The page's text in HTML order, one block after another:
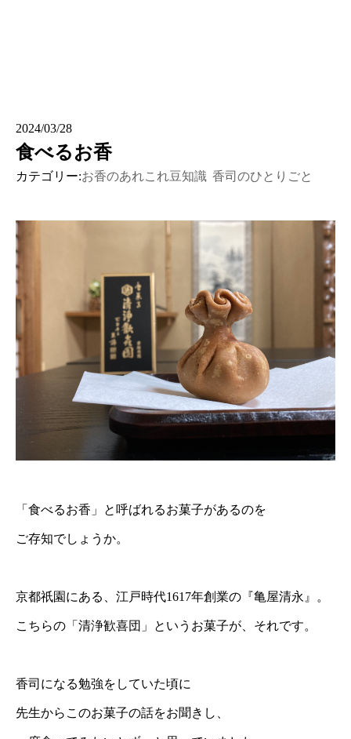
2024/03/28
食べるお香
カテゴリー:お香のあれこれ豆知識 香司のひとりごと
「食べるお香」と呼ばれるお菓子があるのを
ご存知でしょうか。
京都祇園にある、江戸時代1617年創業の『亀屋清永』。
こちらの「清浄歓喜団」というお菓子が、それです。
香司になる勉強をしていた頃に
先生からこのお菓子の話をお聞きし、